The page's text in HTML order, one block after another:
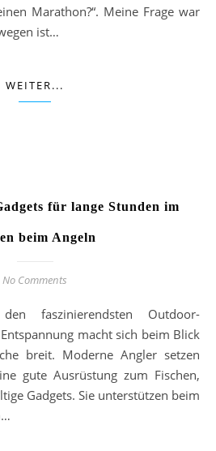
Marathon?“. Meine Frage war
ist…
WEITER...
für lange Stunden im
beim Angeln
No Comments
macht sich beim Blick
breit. Moderne Angler setzen
gute Ausrüstung zum Fischen,
Gadgets. Sie unterstützen beim